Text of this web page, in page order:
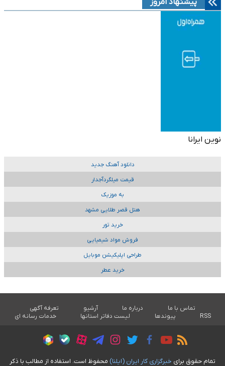
پیشنهاد امروز
نوین ایرانا
دانلود آهنگ جدید
قیمت میلگردآجدار
به موزیک
هتل قصر طلایی مشهد
خرید تور
فروش مواد شیمیایی
طراحی اپلیکیشن موبایل
خرید عطر
تماس با ما درباره ما آرشیو
تعرفه آگهی
RSS
پیوندها لیست دفاتر استانها خدمات رسانه ای
تمام حقوق برای خبرگزاری کار ايران (ايلنا) محفوظ است. استفاده از مطالب با ذکر